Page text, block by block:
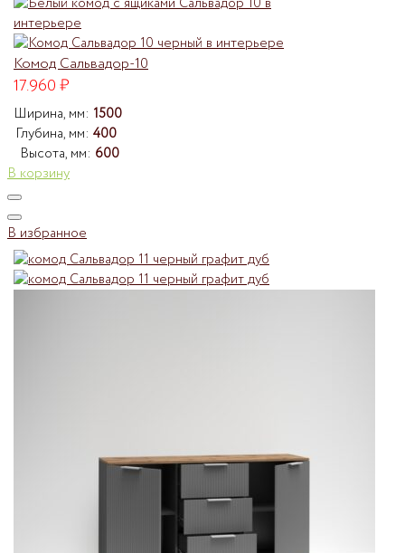
Комод Сальвадор-10
17.960₽
Ширина, мм: 1500
Глубина, мм: 400
Высота, мм: 600
В корзину
В избранное